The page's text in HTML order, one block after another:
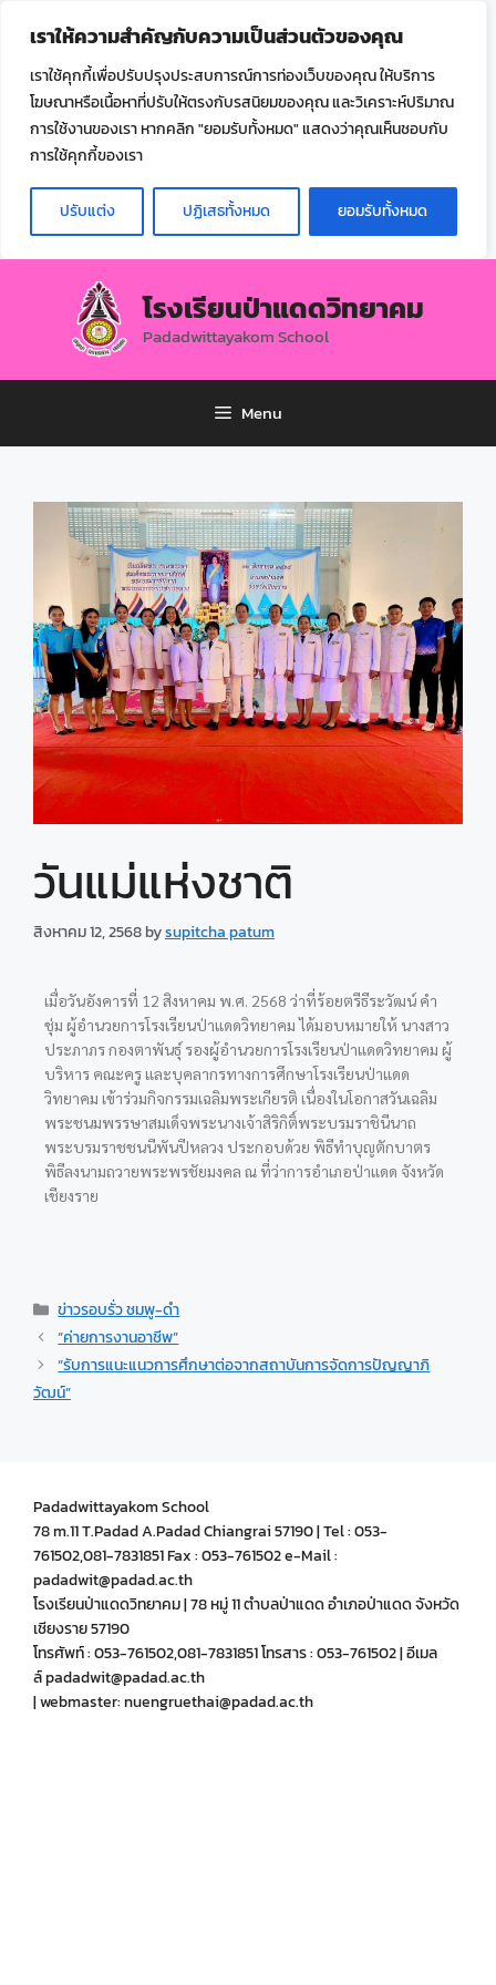
เราให้ความสำคัญกับความเป็นส่วนตัวของคุณ
เราใช้คุกกี้เพื่อปรับปรุงประสบการณ์การท่องเว็บของคุณ ให้บริการ
โฆษณาหรือเนื้อหาที่ปรับให้ตรงกับรสนิยมของคุณ และวิเคราะห์ปริมาณ
การใช้งานของเรา หากคลิก "ยอมรับทั้งหมด" แสดงว่าคุณเห็นชอบกับ
การใช้คุกกี้ของเรา
ปรับแต่ง ปฏิเสธทั้งหมด ยอมรับทั้งหมด
โรงเรียนป่าแดดวิทยาคม
Padadwittayakom School
Menu
วันแม่แห่งชาติ
สิงหาคม 12, 2568bysupitcha patum
เมื่อวันอังคารที่ 12 สิงหาคม พ.ศ. 2568 ว่าที่ร้อยตรีธีระวัฒน์ คำ
ชุ่ม ผู้อำนวยการโรงเรียนป่าแดดวิทยาคม ได้มอบหมายให้ นางสาว
ประภาภร กองตาพันธ์ุรองผู้อำนวยการโรงเรียนป่าแดดวิทยาคม ผู้
บริหาร คณะครู และบุคลากรทางการศึกษาโรงเรียนป่าแดด
วิทยาคม เข้าร่วมกิจกรรมเฉลิมพระเกียรติ เนื่องในโอกาสวันเฉลิม
พระชนมพรรษาสมเด็จพระนางเจ้าสิริกิติ์พระบรมราชินีนาถ
พระบรมราชชนนีพันปีหลวง ประกอบด้วย พิธีทำบุญตักบาตร
พิธีลงนามถวายพระพรชัยมงคล ณ ที่ว่าการอำเภอป่าแดด จังหวัด
เชียงราย
ข่าวรอบรั่ว ชมพู-ดำ
“ค่ายการงานอาชีพ”
“รับการแนะแนวการศึกษาต่อจากสถาบันการจัดการปัญญาภิ
วัฒน์”
Padadwittayakom School
78 m.11 T.Padad A.Padad Chiangrai 57190 | Tel : 053-
761502,081-7831851 Fax : 053-761502 e-Mail :
padadwit@padad.ac.th
โรงเรียนป่าแดดวิทยาคม | 78 หมู่ 11 ตำบลป่าแดด อำเภอป่าแดด จังหวัด
เชียงราย 57190
โทรศัพท์ : 053-761502,081-7831851 โทรสาร : 053-761502 | อีเมล
ล์ padadwit@padad.ac.th
| webmaster: nuengruethai@padad.ac.th